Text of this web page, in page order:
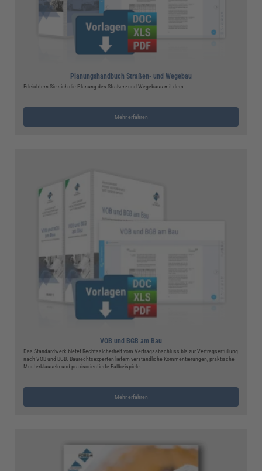
Planungshandbuch Straßen- und Wegebau
Erleichtern Sie sich die Planung des Straßen- und Wegebaus mit dem
Mehr erfahren
VOB und BGB am Bau
Das Standardwerk bietet Rechtssicherheit vom Vertragsabschluss bis zur Vertragserfüllung
nach VOB und BGB. Baurechtsexperten liefern verständliche Kommentierungen, praktische
Musterklauseln und praxisorientierte Fallbeispiele.
Mehr erfahren